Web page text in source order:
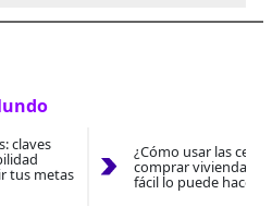
claves
tus metas
¿Cómo usar las
comprar vivienda
fácil lo puede hacer